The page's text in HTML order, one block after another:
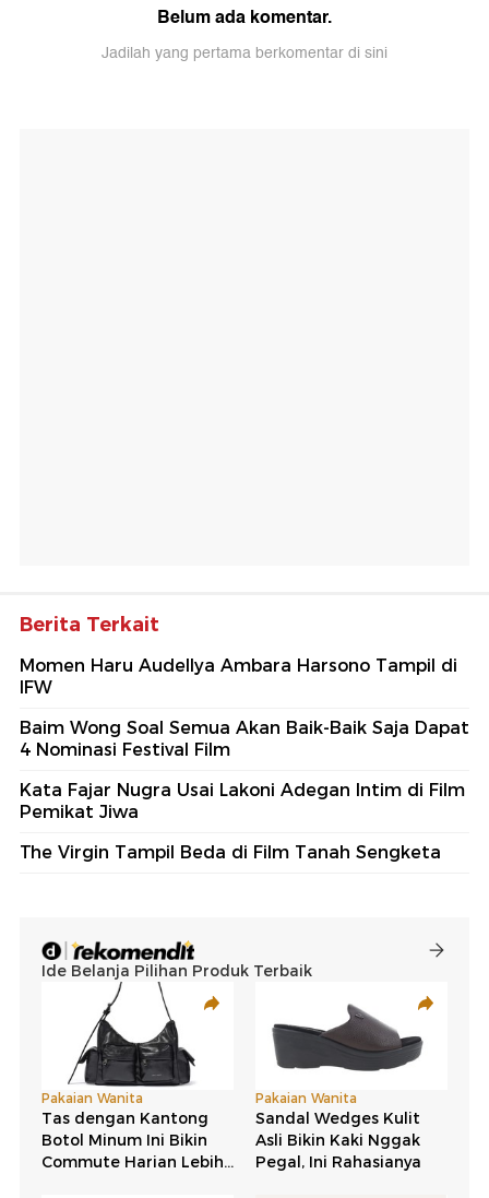
Belum ada komentar.
Jadilah yang pertama berkomentar di sini
Berita Terkait
Momen Haru Audellya Ambara Harsono Tampil di
IFW
Baim Wong Soal Semua Akan Baik-Baik Saja Dapat
4 Nominasi Festival Film
Kata Fajar Nugra Usai Lakoni Adegan Intim di Film
Pemikat Jiwa
The Virgin Tampil Beda di Film Tanah Sengketa